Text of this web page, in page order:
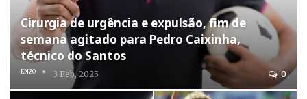
Cirurgia de urgência e expulsão, fim de
semana agitado para Pedro Caixinha,
técnico do Santos
ENZO 3 Feb, 2025 0